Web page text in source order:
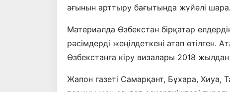
ағынын арттыру бағытында жүйелі
Материалда Өзбекстан бірқатар
рәсімдерді жеңілдеткені атап
Өзбекстанға кіру визалары 2018
Жапон газеті Самарқант, Бұхара, Хиуа,